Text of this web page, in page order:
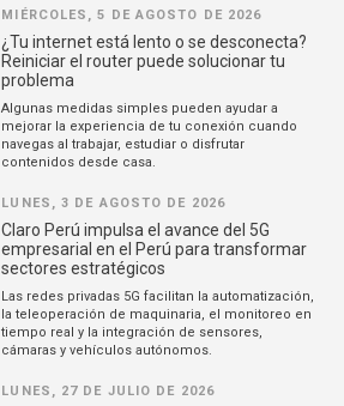
MIÉRCOLES, 5 DE AGOSTO DE 2026
¿Tu internet está lento o se desconecta?
Reiniciar el router puede solucionar tu
problema
Algunas medidas simples pueden ayudar a
mejorar la experiencia de tu conexión cuando
navegas al trabajar, estudiar o disfrutar
contenidos desde casa.
LUNES, 3 DE AGOSTO DE 2026
Claro Perú impulsa el avance del 5G
empresarial en el Perú para transformar
sectores estratégicos
Las redes privadas 5G facilitan la automatización,
la teleoperación de maquinaria, el monitoreo en
tiempo real y la integración de sensores,
cámaras y vehículos autónomos.
LUNES, 27 DE JULIO DE 2026